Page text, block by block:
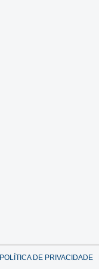
POLÍTICA DE PRIVACIDADE